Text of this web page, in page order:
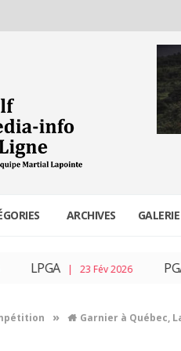
ARCHIVES
LPGA| 23 Fév 2026
» Garnier à Québec,